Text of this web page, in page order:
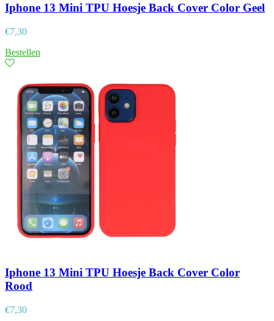
Iphone 13 Mini TPU Hoesje Back Cover Color Geel
€7,30
Bestellen
Iphone 13 Mini TPU Hoesje Back Cover Color
Rood
€7,30